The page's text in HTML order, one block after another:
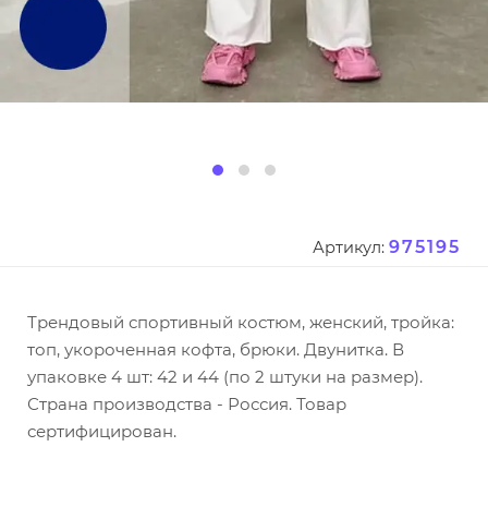
Артикул: 975195
Трендовый спортивный костюм, женский, тройка:
топ, укороченная кофта, брюки. Двунитка. В
упаковке 4 шт: 42 и 44 (по 2 штуки на размер).
Страна производства - Россия. Товар
сертифицирован.